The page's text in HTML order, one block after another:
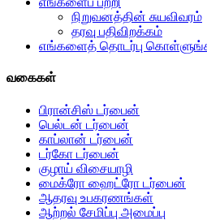
நிறுவனத்தின் சுயவிவரம்
தரவு பதிவிறக்கம்
எங்களைத் தொடர்பு
வகைகள்
பிரான்சிஸ் டர்பைன்
பெல்டன் டர்பைன்
காப்லான் டர்பைன்
டர்கோ டர்பைன்
குழாய் விசையாழி
மைக்ரோ ஹைட்ரோ டர்பைன்
ஆதரவு உபகரணங்கள்
ஆற்றல் சேமிப்பு அமைப்பு